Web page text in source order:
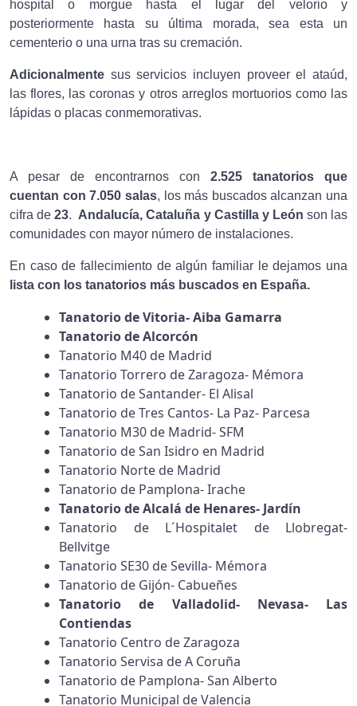
hospital o morgue hasta el lugar del velorio y
posteriormente hasta su última morada, sea esta un
cementerio o una urna tras su cremación.
Adicionalmente sus servicios incluyen proveer el ataúd,
las flores, las coronas y otros arreglos mortuorios como las
lápidas o placas conmemorativas.
A pesar de encontrarnos con 2.525 tanatorios que
cuentan con 7.050 salas, los más buscados alcanzan una
cifra de 23. Andalucía, Cataluña y Castilla y León son las
comunidades con mayor número de instalaciones.
En caso de fallecimiento de algún familiar le dejamos una
lista con los tanatorios más buscados en España.
Tanatorio de Vitoria- Aiba Gamarra
Tanatorio de Alcorcón
Tanatorio M40 de Madrid
Tanatorio Torrero de Zaragoza- Mémora
Tanatorio de Santander- El Alisal
Tanatorio de Tres Cantos- La Paz- Parcesa
Tanatorio M30 de Madrid- SFM
Tanatorio de San Isidro en Madrid
Tanatorio Norte de Madrid
Tanatorio de Pamplona- Irache
Tanatorio de Alcalá de Henares- Jardín
Tanatorio de L´Hospitalet de Llobregat-
Bellvitge
Tanatorio SE30 de Sevilla- Mémora
Tanatorio de Gijón- Cabueñes
Tanatorio de Valladolid- Nevasa- Las
Contiendas
Tanatorio Centro de Zaragoza
Tanatorio Servisa de A Coruña
Tanatorio de Pamplona- San Alberto
Tanatorio Municipal de Valencia